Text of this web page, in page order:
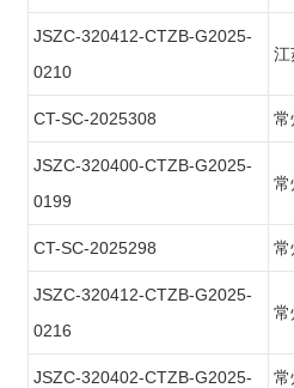
JSZC-320412-CTZB-G2025-
0210
江
CT-SC-2025308 常
JSZC-320400-CTZB-G2025-
0199
常
CT-SC-2025298 常
JSZC-320412-CTZB-G2025-
0216
常
JSZC-320402-CTZB-G2025-
常